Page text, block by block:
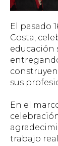
El pasado
Costa,
educación
sus
En el
trabajo